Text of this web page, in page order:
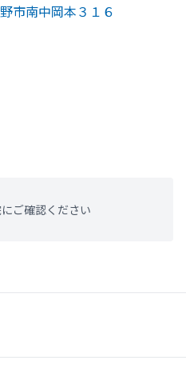
市南中岡本３１６
ご確認ください